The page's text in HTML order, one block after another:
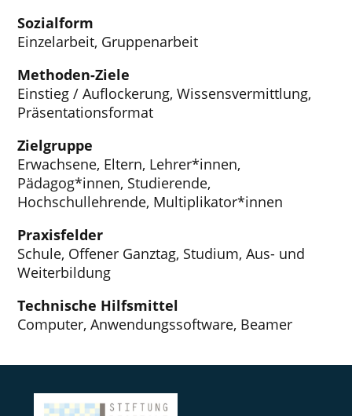
Sozialform
Einzelarbeit, Gruppenarbeit
Methoden-Ziele
Einstieg / Auflockerung, Wissensvermittlung,
Präsentationsformat
Zielgruppe
Erwachsene, Eltern, Lehrer*innen,
Pädagog*innen, Studierende,
Hochschullehrende, Multiplikator*innen
Praxisfelder
Schule, Offener Ganztag, Studium, Aus- und
Weiterbildung
Technische Hilfsmittel
Computer, Anwendungssoftware, Beamer